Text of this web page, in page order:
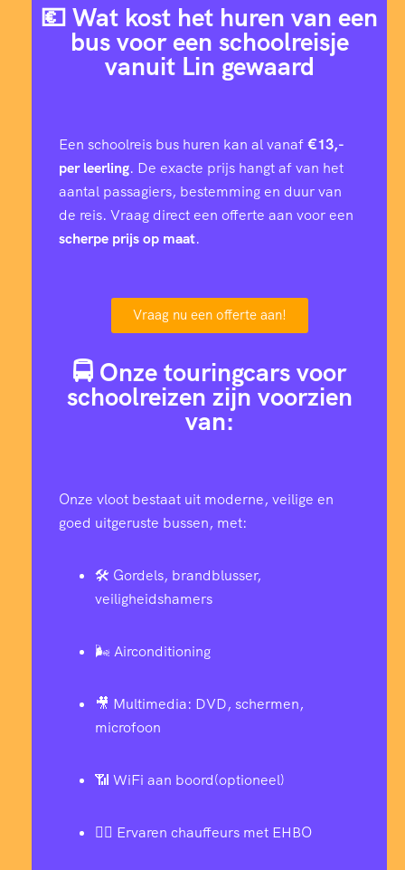
💶 Wat kost het huren van een
bus voor een schoolreisje
vanuit Lin gewaard
Een schoolreis bus huren kan al vanaf€13,-
per leerling. De exacte prijs hangt af van het
aantal passagiers, bestemming en duur van
de reis. Vraag direct een offerte aan voor een
scherpe prijs op maat.
Vraag nu een offerte aan!
🚍 Onze touringcars voor
schoolreizen zijn voorzien
van:
Onze vloot bestaat uit moderne, veilige en
goed uitgeruste bussen, met:
🛠️ Gordels, brandblusser,
veiligheidshamers
🌬️ Airconditioning
🎥 Multimedia: DVD, schermen,
microfoon
📶 WiFi aan boord(optioneel)
👨‍✈️ Ervaren chauffeurs met EHBO